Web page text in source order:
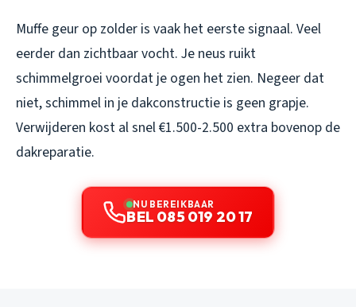
Muffe geur op zolder is vaak het eerste signaal. Veel
eerder dan zichtbaar vocht. Je neus ruikt
schimmelgroei voordat je ogen het zien. Negeer dat
niet, schimmel in je dakconstructie is geen grapje.
Verwijderen kost al snel €1.500-2.500 extra bovenop de
dakreparatie.
NU BEREIKBAAR
BEL 085 019 20 17